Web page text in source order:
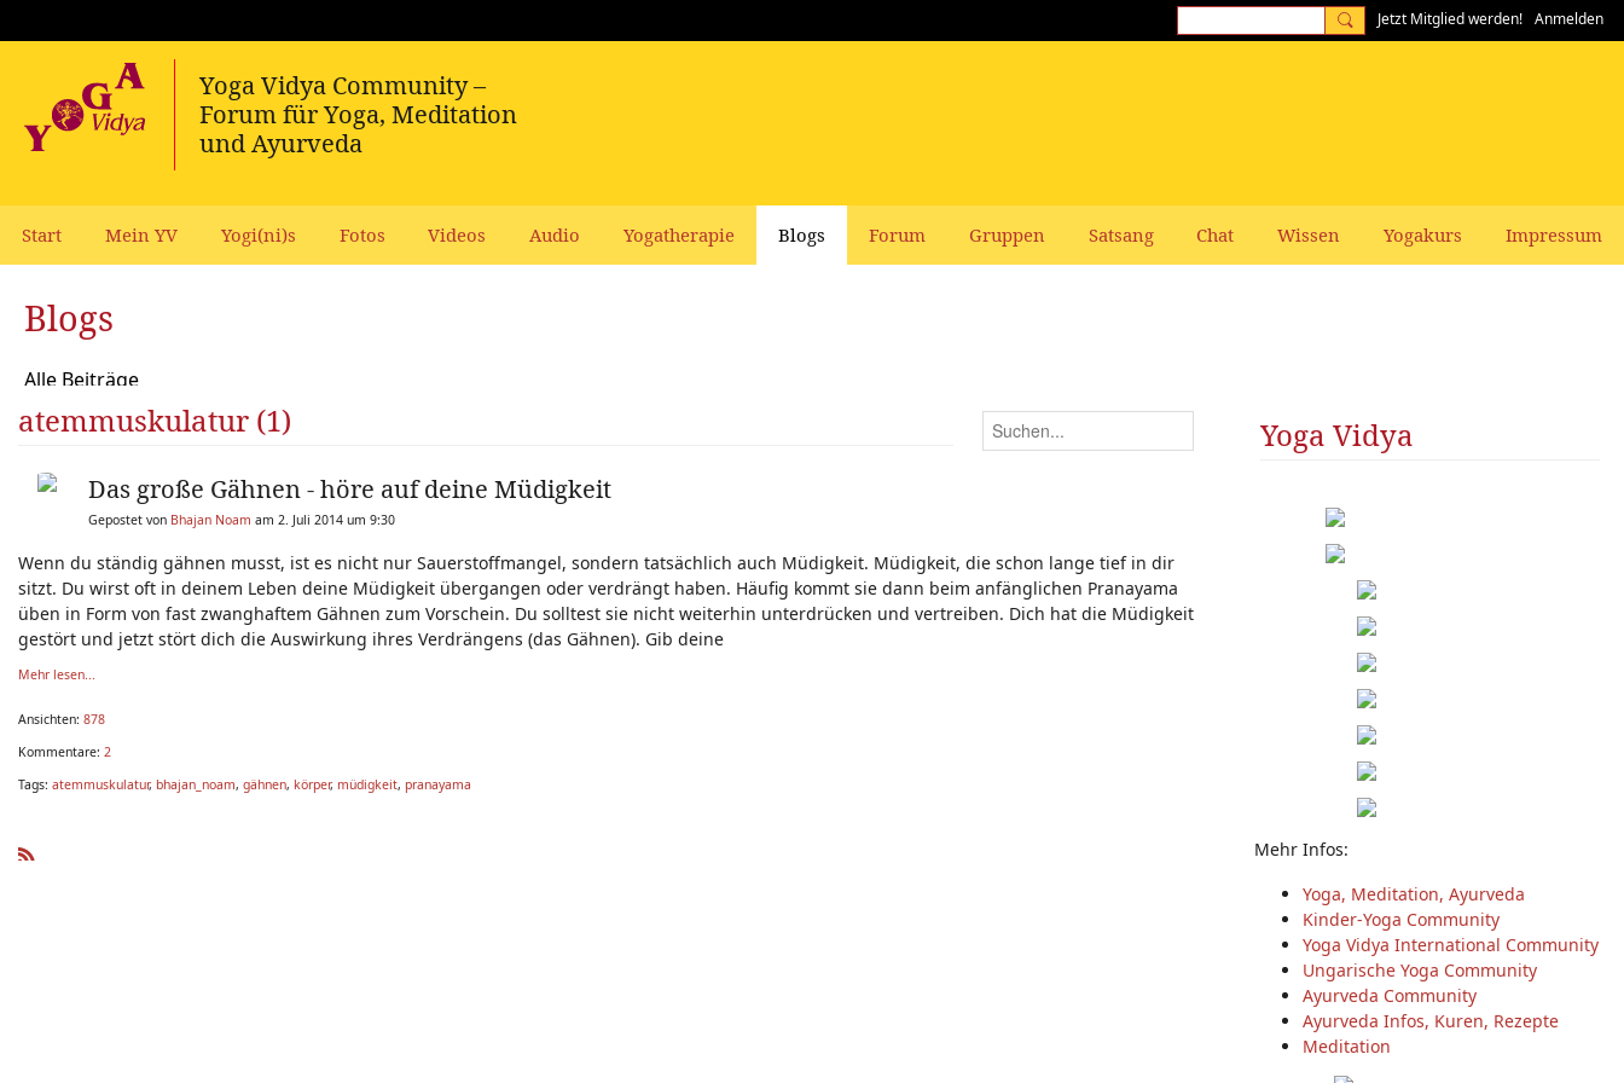
Jetzt Mitglied werden! Anmelden
Start Mein YV Yogi(ni)s Fotos Videos Audio Yogatherapie Blogs Forum Gruppen Satsang Chat Wissen Yogakurs Impressum
Blogs
Alle Beiträge
atemmuskulatur (1)
Das große Gähnen - höre auf deine Müdigkeit
Gepostet von Bhajan Noam am 2. Juli 2014 um 9:30
Wenn du ständig gähnen musst, ist es nicht nur Sauerstoffmangel, sondern tatsächlich auch Müdigkeit. Müdigkeit, die schon lange tief in dir
sitzt. Du wirst oft in deinem Leben deine Müdigkeit übergangen oder verdrängt haben. Häufig kommt sie dann beim anfänglichen Pranayama
üben in Form von fast zwanghaftem Gähnen zum Vorschein. Du solltest sie nicht weiterhin unterdrücken und vertreiben. Dich hat die Müdigkeit
gestört und jetzt stört dich die Auswirkung ihres Verdrängens (das Gähnen). Gib deine
Mehr lesen...
Ansichten: 878
Kommentare: 2
Tags: atemmuskulatur, bhajan_noam, gähnen, körper, müdigkeit, pranayama
Yoga Vidya
Mehr Infos:
Yoga, Meditation, Ayurveda
Kinder-Yoga Community
Yoga Vidya International Community
Ungarische Yoga Community
Ayurveda Community
Ayurveda Infos, Kuren, Rezepte
Meditation